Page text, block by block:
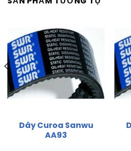
Dây Curoa Sanwu
AA93